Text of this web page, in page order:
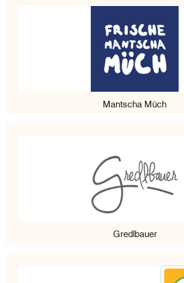
Mantscha Müch
Gredlbauer